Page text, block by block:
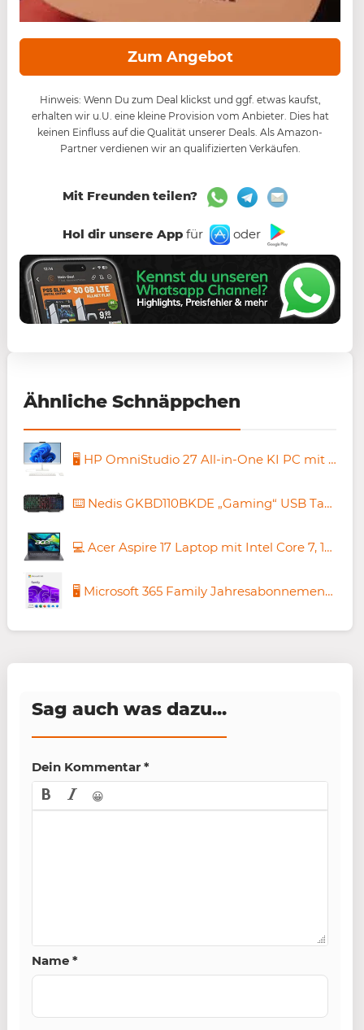
Zum Angebot
Hinweis: Wenn Du zum Deal klickst und ggf. etwas kaufst,
erhalten wir u.U. eine kleine Provision vom Anbieter. Dies hat
keinen Einfluss auf die Qualität unserer Deals. Als Amazon-
Partner verdienen wir an qualifizierten Verkäufen.
Mit Freunden teilen?
Hol dir unsere Appfür oder
Ähnliche Schnäppchen
🖥️ HP OmniStudio 27 All-in-One KI PC mit Ryzen 5, 16GB/1TB für 699€ (statt 1.099€)
⌨️ Nedis GKBD110BKDE „Gaming“ USB Tastatur für nur 7,77€ (statt neu 20€)
💻 Acer Aspire 17 Laptop mit Intel Core 7, 16GB/512GB für 699,99€ (statt 829€)
🖥️ Microsoft 365 Family Jahresabonnement 👨‍💻 6 Nutzer für 89,99€ (statt 99€)
Sag auch was dazu...
Dein Kommentar *
😀
Name *